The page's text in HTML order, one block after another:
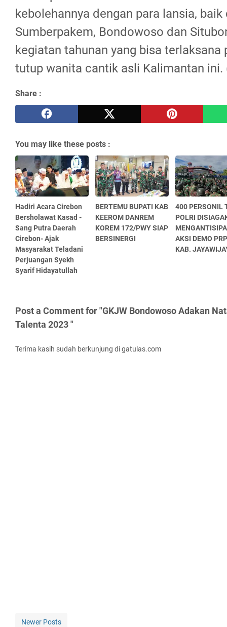
kebolehannya dengan para lansia,
Sumberpakem, Bondowoso dan
kegiatan tahunan yang bisa terlaksana
tutup wanita cantik asli Kalimantan ini.
Share :
You may like these posts :
Hadiri Acara Cirebon
Bersholawat Kasad -
Sang Putra Daerah
Cirebon- Ajak
Masyarakat Teladani
Perjuangan Syekh
Syarif Hidayatullah
BERTEMU BUPATI KAB
KEEROM DANREM
KOREM 172/PWY SIAP
BERSINERGI
400 PERSONIL
POLRI
AKSI DEMO
KAB.
Post a Comment for "GKJW Bondowoso Adakan
Talenta 2023 "
Terima kasih sudah berkunjung di gatulas.com
Newer Posts